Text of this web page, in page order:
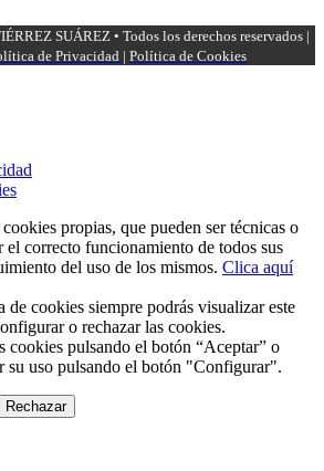
SUÁREZ • Todos los derechos reservados |
de Privacidad | Política de Cookies
propias, que pueden ser técnicas o
el correcto funcionamiento de todos sus
del uso de los mismos. Clica aquí
cookies siempre podrás visualizar este
o rechazar las cookies.
cookies pulsando el botón “Aceptar” o
su uso pulsando el botón "Configurar".
Rechazar